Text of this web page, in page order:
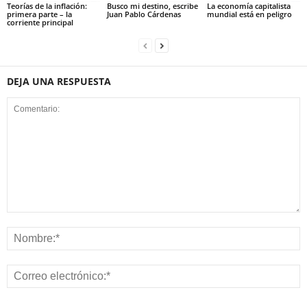
Teorías de la inflación:
primera parte – la
corriente principal
Busco mi destino, escribe
Juan Pablo Cárdenas
La economía capitalista
mundial está en peligro
DEJA UNA RESPUESTA